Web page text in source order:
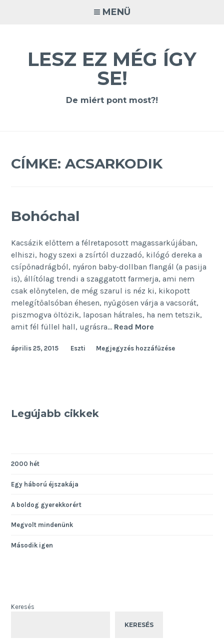
MENÜ
LESZ EZ MÉG ÍGY
SE!
De miért pont most?!
CÍMKE:ACSARKODIK
Bohóchal
Kacsázik előttem a félretaposott magassarkújában,
elhiszi, hogy szexi a zsírtól duzzadó, kilógó dereka a
csípőnadrágból, nyáron baby-dollban flangál (a pasija
is), állítólag trendi a szaggatott farmerja, ami nem
csak előnytelen, de még szarul is néz ki, kikopott
melegítőalsóban éhesen, nyűgösen várja a vacsorát,
piszmogva öltözik, laposan hátrales, ha nem tetszik,
amit fél füllel hall, ugrásra… Read More
április 25, 2015 Eszti Megjegyzés hozzáfűzése
Legújabb cikkek
2000 hét
Egy háború éjszakája
A boldog gyerekkorért
Megvolt mindenünk
Második igen
Keresés
KERESÉS